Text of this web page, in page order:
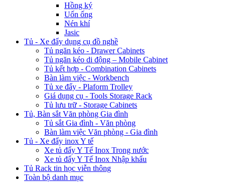
Hồng ký
Uốn ống
Nén khí
Jasic
Tủ - Xe đẩy dụng cụ đồ nghề
Tủ ngăn kéo - Drawer Cabinets
Tủ ngăn kéo di động – Mobile Cabinet
Tủ kết hợp - Combination Cabinets
Bàn làm việc - Workbench
Tủ xe đẩy - Plaform Trolley
Giá dụng cụ - Tools Storage Rack
Tủ lưu trữ - Storage Cabinets
Tủ, Bàn sắt Văn phòng Gia đình
Tủ sắt Gia đình - Văn phòng
Bàn làm việc Văn phòng - Gia đình
Tủ - Xe đẩy inox Y tế
Xe tủ đẩy Y Tế Inox Trong nước
Xe tủ đẩy Y Tế Inox Nhập khẩu
Tủ Rack tin học viễn thông
Toàn bộ danh mục